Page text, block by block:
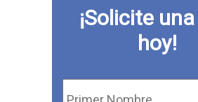
¡Solicite
hoy!
Primer
Nombre
*